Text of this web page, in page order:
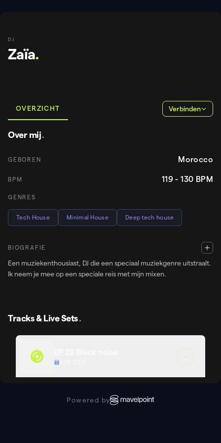
DJ
Zaïa.
OVERZICHT Verbinden
Over mij.
GEBOREN Morocco
BPM 119 - 130 BPM
GENRES
Tech House Minimal House Deep tech house
BIOGRAFIE
Een muziekenthousiast, DJ die een speciaal muziekgenre uitstraalt.
Ik neem je mee op een speciale reis met mijn mixen.
Tracks & Live Sets.
Powered by